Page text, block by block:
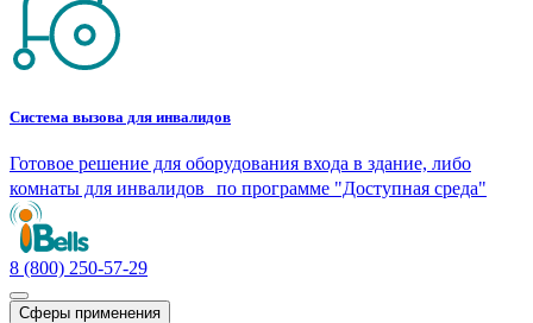
Система вызова для инвалидов
Готовое решение для оборудования входа в здание, либо
комнаты для инвалидов по программе "Доступная среда"
8 (800) 250-57-29
Сферы применения